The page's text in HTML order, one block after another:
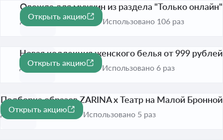
Одежда для мужчин из раздела "Только онлайн"
До 1 сент. 2026
Открыть акцию
Использовано 106 раз
Новая коллекция женского белья от 999 рублей
До 31 авг. 2026
Открыть акцию
Использовано 6 раз
Подборка образов ZARINA x Театр на Малой Бронной
До 31 авг. 2026
Открыть акцию
Использовано 5 раз